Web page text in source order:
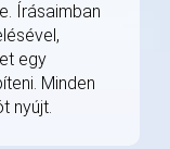
Írásaimban
egy
Minden
nyújt.